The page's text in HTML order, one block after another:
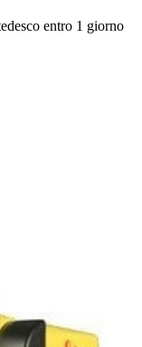
entro 1 giorno